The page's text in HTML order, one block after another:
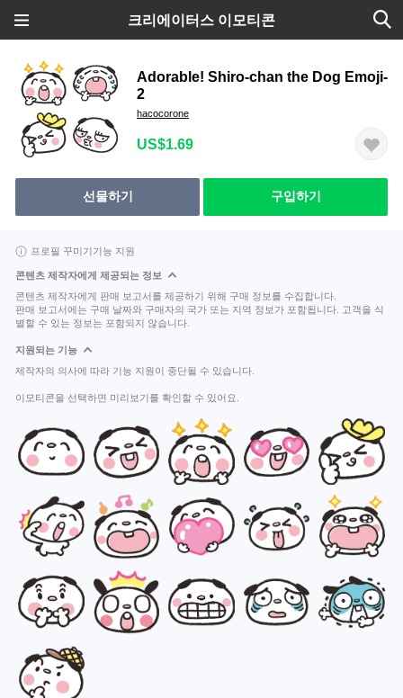
크리에이터스 이모티콘
Adorable! Shiro-chan the Dog Emoji-
2
hacocorone
US$1.69
선물하기 구입하기
프로필 꾸미기기능 지원
콘텐츠 제작자에게 제공되는 정보
콘텐츠 제작자에게 판매 보고서를 제공하기 위해 구매 정보를 수집합니다.
판매 보고서에는 구매 날짜와 구매자의 국가 또는 지역 정보가 포함됩니다. 고객을 식
별할 수 있는 정보는 포함되지 않습니다.
지원되는 기능
제작자의 의사에 따라 기능 지원이 중단될 수 있습니다.
이모티콘을 선택하면 미리보기를 확인할 수 있어요.